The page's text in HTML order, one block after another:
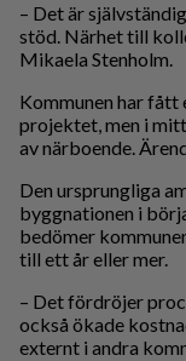
– Det är
stöd. Närhet till
Mikaela Stenholm.
Kommunen har
projektet, men i
av närboende.
Den ursprungliga
byggnationen i
bedömer
till ett år eller mer.
– Det fördröjer
också ökade
externt i andra